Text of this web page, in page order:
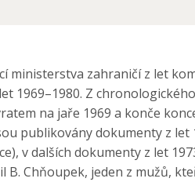
zahraničí z let
1969–1980. Z
na jaře 1969 a konče
publikovány dokumenty z
v dalších dokumenty z let
Chňoupek, jeden z mužů,